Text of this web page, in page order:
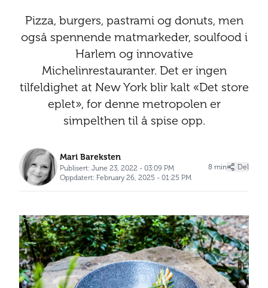
Storby
Trender
Vinter
Pizza, burgers, pastrami og donuts, men
også spennende matmarkeder, soulfood i
Harlem og innovative
Michelinrestauranter. Det er ingen
tilfeldighet at New York blir kalt «Det store
eplet», for denne metropolen er
simpelthen til å spise opp.
Mari Bareksten
Publisert: June 23, 2022 - 03:09 PM
Oppdatert: February 26, 2025 - 01:25 PM
8 min Del